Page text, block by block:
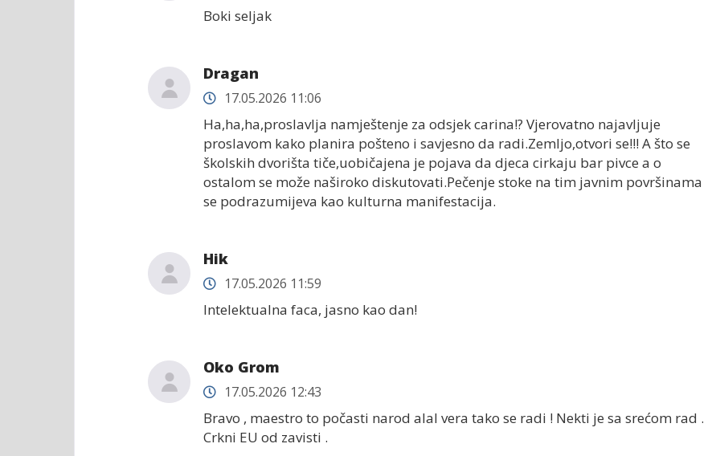
Boki seljak
Dragan
17.05.2026 11:06
Ha,ha,ha,proslavlja namještenje za odsjek carina!? Vjerovatno najavljuje
proslavom kako planira pošteno i savjesno da radi.Zemljo,otvori se!!! A što se
školskih dvorišta tiče,uobičajena je pojava da djeca cirkaju bar pivce a o
ostalom se može naširoko diskutovati.Pečenje stoke na tim javnim površinama
se podrazumijeva kao kulturna manifestacija.
Hik
17.05.2026 11:59
Intelektualna faca, jasno kao dan!
Oko Grom
17.05.2026 12:43
Bravo , maestro to počasti narod alal vera tako se radi ! Nekti je sa srećom rad .
Crkni EU od zavisti .